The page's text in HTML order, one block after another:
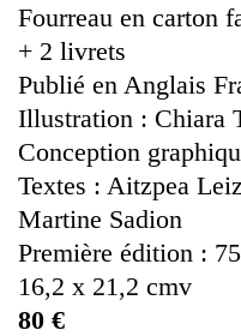
Fourreau en carton
+ 2 livrets
Publié en Anglais
Illustration : Chiara
Conception
Textes : Aitzpea
Martine Sadion
Première édition :
16,2 x 21,2 cmv
80 €